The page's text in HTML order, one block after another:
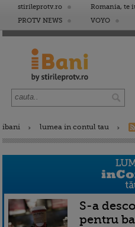
stirileprotv.ro Romania, te
PROTV NEWS
VOYO
ibani lumea in contul tau
S-a
pentru